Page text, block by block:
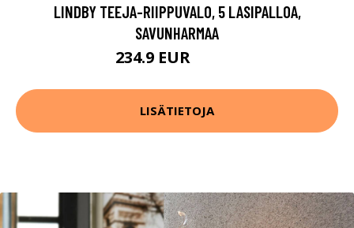
LINDBY TEEJA-RIIPPUVALO, 5 LASIPALLOA,
SAVUNHARMAA
234.9 EUR
LISÄTIETOJA